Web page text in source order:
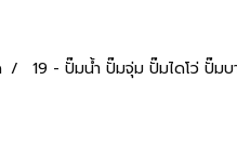
19 - ปั๊มน้ำ ปั๊มจุ่ม ปั๊มไดโว่ ปั๊ม